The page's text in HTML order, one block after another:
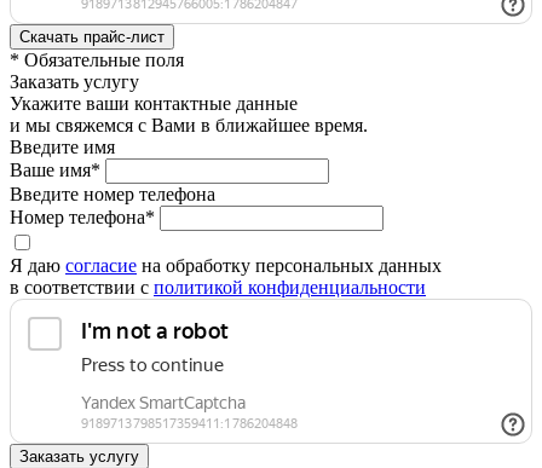
* Обязательные поля
Заказать услугу
Укажите ваши контактные данные
и мы свяжемся с Вами в ближайшее время.
Введите имя
Ваше имя*
Введите номер телефона
Номер телефона*
Я даю согласие на обработку персональных данных
в соответствии с политикой конфиденциальности